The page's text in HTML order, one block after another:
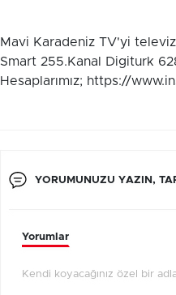
Mavi Karadeniz TV'yi
Smart 255.Kanal Digiturk
Hesaplarımız; https://
YORUMUNUZU YAZIN,
Yorumlar
Kendi koyacağınız özel bir